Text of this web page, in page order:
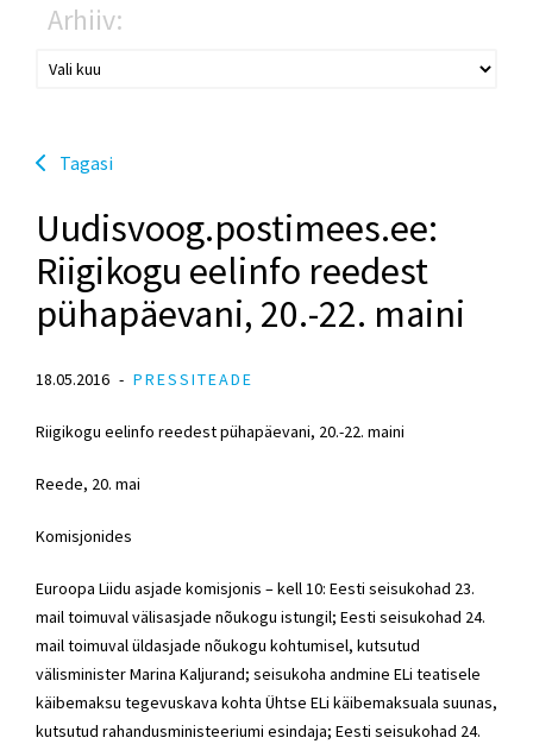
Arhiiv:
Tagasi
Uudisvoog.postimees.ee:
Riigikogu eelinfo reedest
pühapäevani, 20.-22. maini
18.05.2016 PRESSITEADE
Riigikogu eelinfo reedest pühapäevani, 20.-22. maini
Reede, 20. mai
Komisjonides
Euroopa Liidu asjade komisjonis – kell 10: Eesti seisukohad 23.
mail toimuval välisasjade nõukogu istungil; Eesti seisukohad 24.
mail toimuval üldasjade nõukogu kohtumisel, kutsutud
välisminister Marina Kaljurand; seisukoha andmine ELi teatisele
käibemaksu tegevuskava kohta Ühtse ELi käibemaksuala suunas,
kutsutud rahandusministeeriumi esindaja; Eesti seisukohad 24.